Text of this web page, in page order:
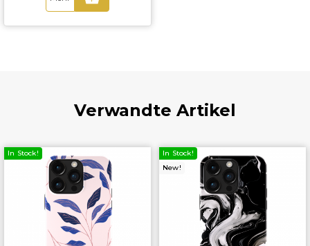
Verwandte Artikel
In Stock!
New!
In Stock!